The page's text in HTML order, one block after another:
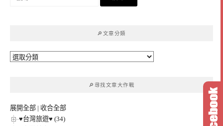
🔎文章分類
🔎
🔎尋找文章大作戰
展開全部 | 收合全部
♥台灣旅遊♥ (34)